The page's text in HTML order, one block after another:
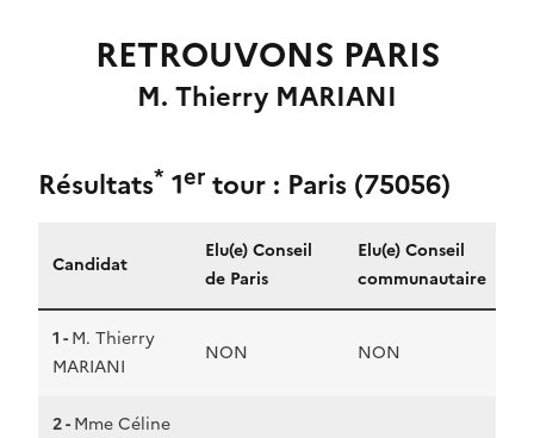
RETROUVONS PARIS
M. Thierry MARIANI
Résultats* 1er tour : Paris (75056)
Candidat
Elu(e) Conseil
de Paris
Elu(e) Conseil
communautaire
1 -M. Thierry
MARIANI
NON NON
2 -Mme Céline